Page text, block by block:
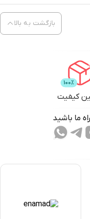
بازگشت به بالا
کیفیت
ما باشید